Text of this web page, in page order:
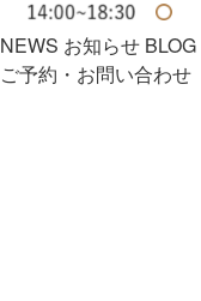
NEWS お知らせ BLOG
ご予約・お問い合わせ